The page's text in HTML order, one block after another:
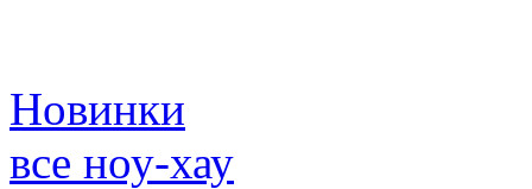
Новинки
все ноу-хау